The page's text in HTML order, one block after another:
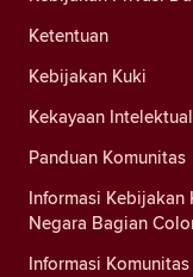
Ketentuan
Kebijakan Kuki
Kekayaan Intelektual
Panduan Komunitas
Informasi Kebijakan
Negara Bagian
Informasi Komunitas